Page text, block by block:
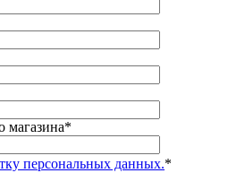
магазина*
персональных данных.*